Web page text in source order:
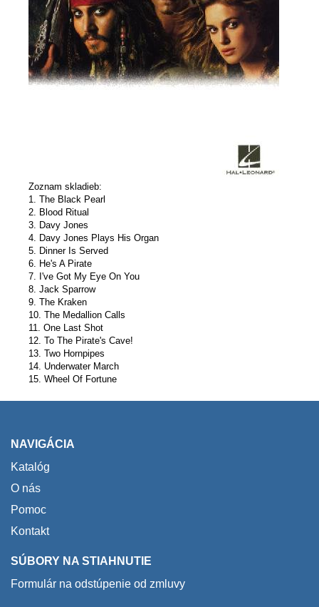
Zoznam skladieb:
1. The Black Pearl
2. Blood Ritual
3. Davy Jones
4. Davy Jones Plays His Organ
5. Dinner Is Served
6. He's A Pirate
7. I've Got My Eye On You
8. Jack Sparrow
9. The Kraken
10. The Medallion Calls
11. One Last Shot
12. To The Pirate's Cave!
13. Two Hornpipes
14. Underwater March
15. Wheel Of Fortune
NAVIGÁCIA
Katalóg
O nás
Pomoc
Kontakt
SÚBORY NA STIAHNUTIE
Formulár na odstúpenie od zmluvy